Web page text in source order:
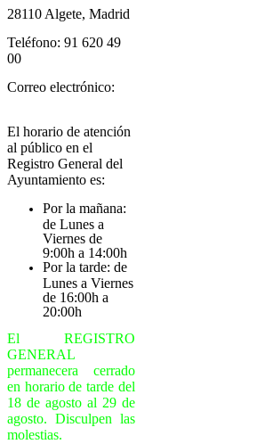
28110 Algete, Madrid
Teléfono: 91 620 49
00
Correo electrónico:
El horario de atención
al público en el
Registro General del
Ayuntamiento es:
Por la mañana:
de Lunes a
Viernes de
9:00h a 14:00h
Por la tarde: de
Lunes a Viernes
de 16:00h a
20:00h
El REGISTRO
GENERAL
permanecera cerrado
en horario de tarde del
18 de agosto al 29 de
agosto. Disculpen las
molestias.